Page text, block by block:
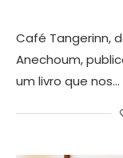
Café Tangerinn,
Anechoum,
um livro que nos…